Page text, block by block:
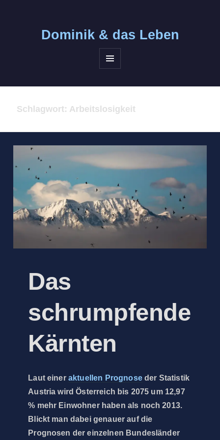
Dominik & das Leben
WIDGETS
Schlagwort: Arbeitslosigkeit
Das
schrumpfende
Kärnten
Laut einer aktuellen Prognoseder Statistik
Austria wird Österreich bis 2075 um 12,97
% mehr Einwohner haben als noch 2013.
Blickt man dabei genauer auf die
Prognosen der einzelnen Bundesländer